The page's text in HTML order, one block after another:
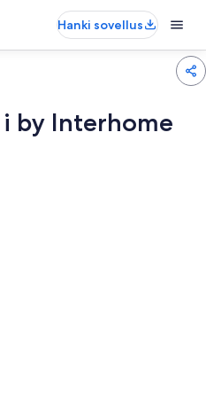
Hanki sovellus
by Interhome